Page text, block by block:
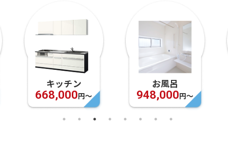
キッチン
668,000円〜
お風呂
948,000円〜